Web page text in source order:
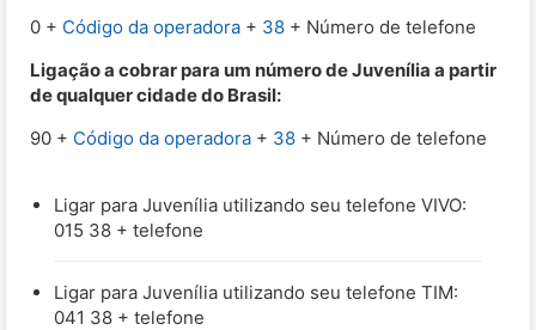
0 + Código da operadora + 38 + Número de telefone
Ligação a cobrar para um número de Juvenília a partir
de qualquer cidade do Brasil:
90 + Código da operadora + 38 + Número de telefone
Ligar para Juvenília utilizando seu telefone VIVO:
015 38 + telefone
Ligar para Juvenília utilizando seu telefone TIM:
041 38 + telefone